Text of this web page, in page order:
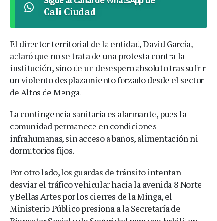
Cali Ciudad
El director territorial de la entidad, David García,
aclaró que no se trata de una protesta contra la
institución, sino de un desespero absoluto tras sufrir
un violento desplazamiento forzado desde el sector
de Altos de Menga.
La contingencia sanitaria es alarmante, pues la
comunidad permanece en condiciones
infrahumanas, sin acceso a baños, alimentación ni
dormitorios fijos.
Por otro lado, los guardas de tránsito intentan
desviar el tráfico vehicular hacia la avenida 8 Norte
y Bellas Artes por los cierres de la Minga, el
Ministerio Público presiona a la Secretaría de